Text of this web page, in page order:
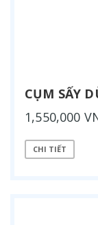
CỤM SẤY
1,550,000
CHI TIẾT